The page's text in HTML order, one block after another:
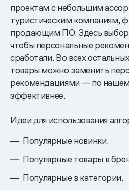
проектам с небольшим
туристическим компаниям,
продающим ПО. Здесь
чтобы персональные
сработали. Во всех
товары можно заменить
рекомендациями — по
эффективнее.
Идеи для использования
Популярные новинки.
Популярные товары в
Популярные в категории.